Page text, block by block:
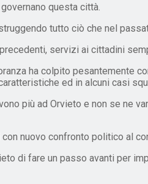
questa città.
tutto ciò che nel
servizi ai cittadini
ha colpito pesantemente
ed in alcuni casi
più ad Orvieto e non se ne
nuovo confronto politico al
di fare un passo avanti per